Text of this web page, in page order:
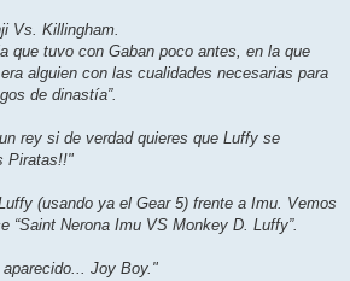
Vs. Killingham.
que tuvo con Gaban poco antes, en la que
alguien con las cualidades necesarias para
de dinastía”.
rey si de verdad quieres que Luffy se
Piratas!!"
(usando ya el Gear 5) frente a Imu. Vemos
“Saint Nerona Imu VS Monkey D. Luffy”.
Joy Boy."